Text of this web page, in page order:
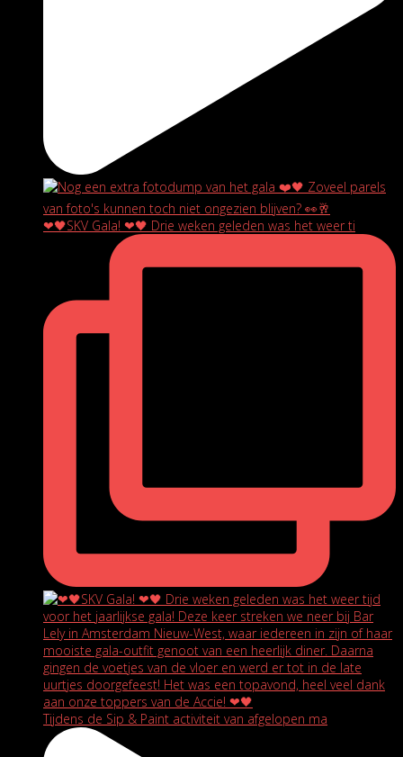
❤🖤SKV Gala! ❤🖤 Drie weken geleden was het weer ti
Tijdens de Sip & Paint activiteit van afgelopen ma